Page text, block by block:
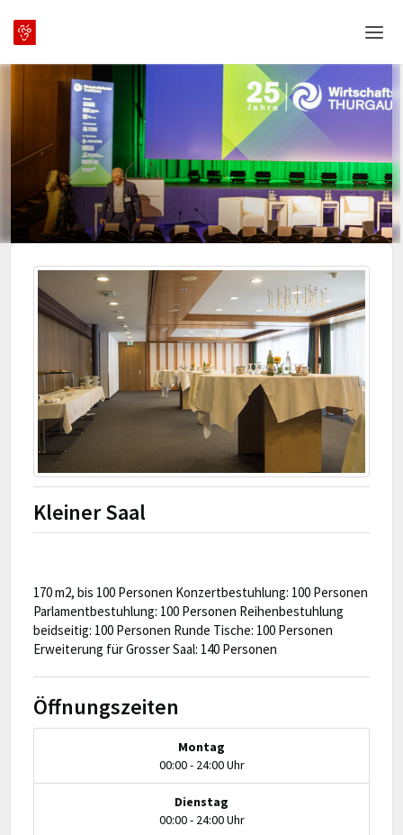
Home
Login
Sprache
Hilfe & Info
Kleiner Saal
170 m2, bis 100 Personen Konzertbestuhlung: 100 Personen
Parlamentbestuhlung: 100 Personen Reihenbestuhlung
beidseitig: 100 Personen Runde Tische: 100 Personen
Erweiterung für Grosser Saal: 140 Personen
Öffnungszeiten
Montag
00:00 - 24:00 Uhr
Dienstag
00:00 - 24:00 Uhr